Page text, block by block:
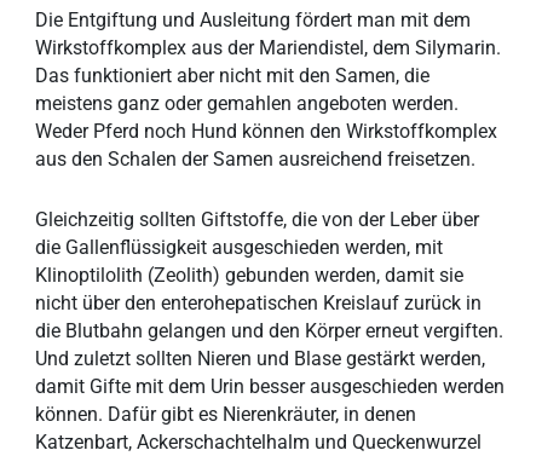
Die Entgiftung und Ausleitung fördert man mit dem
Wirkstoffkomplex aus der Mariendistel, dem Silymarin.
Das funktioniert aber nicht mit den Samen, die
meistens ganz oder gemahlen angeboten werden.
Weder Pferd noch Hund können den Wirkstoffkomplex
aus den Schalen der Samen ausreichend freisetzen.
Gleichzeitig sollten Giftstoffe, die von der Leber über
die Gallenflüssigkeit ausgeschieden werden, mit
Klinoptilolith (Zeolith) gebunden werden, damit sie
nicht über den enterohepatischen Kreislauf zurück in
die Blutbahn gelangen und den Körper erneut vergiften.
Und zuletzt sollten Nieren und Blase gestärkt werden,
damit Gifte mit dem Urin besser ausgeschieden werden
können. Dafür gibt es Nierenkräuter, in denen
Katzenbart, Ackerschachtelhalm und Queckenwurzel